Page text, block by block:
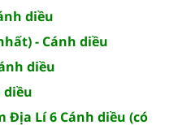
diều
- Cánh diều
diều
diều
Địa Lí 6 Cánh diều (có